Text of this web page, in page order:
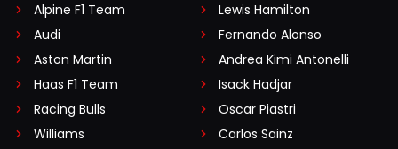
Alpine F1 Team
Audi
Aston Martin
Haas F1 Team
Racing Bulls
Williams
Lewis Hamilton
Fernando Alonso
Andrea Kimi Antonelli
Isack Hadjar
Oscar Piastri
Carlos Sainz